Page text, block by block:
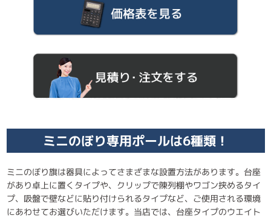
ミニのぼり専用ポールは6種類！
ミニのぼり旗は器具によってさまざまな設置方法があります。台座
があり卓上に置くタイプや、クリップで陳列棚やワゴン挟めるタイ
プ、吸盤で壁などに貼り付けられるタイプなど、ご使用される環境
にあわせてお選びいただけます。当店では、台座タイプのウエイト